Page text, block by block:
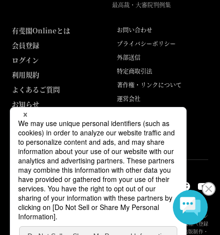
最高裁・大審院判例集
有斐閣Onlineとは
会員登録
ログイン
利用規約
よくあるご質問
お知らせ
お問い合わせ
プライバシーポリシー
外部送信
特定商取引法
著作権・リンクについて
運営会社
ABJマークは、この電子書店・電子書籍配信サービスが、著作権者からコン
テンツ使用許諾を得た正規版配信サービスであることを示す登録商標（登録
番号 第6091713号）です。詳しくは［ABJマーク］または［電子出版制作・